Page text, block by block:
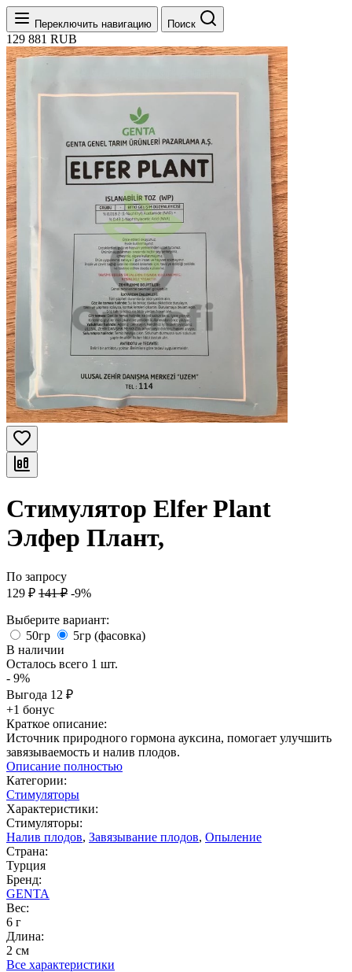
Переключить навигацию Поиск
129 881 RUB
Стимулятор Elfer Plant
Элфер Плант,
По запросу
129 ₽ 141 ₽ -9%
Выберите вариант:
50гр
5гр (фасовка)
В наличии
Осталось всего 1 шт.
- 9%
Выгода 12 ₽
+1 бонус
Краткое описание:
Источник природного гормона ауксина, помогает улучшить
завязываемость и налив плодов.
Описание полностью
Категории:
Стимуляторы
Характеристики:
Стимуляторы:
Налив плодов, Завязывание плодов, Опыление
Страна:
Турция
Бренд:
GENTA
Вес:
6 г
Длина:
2 см
Все характеристики